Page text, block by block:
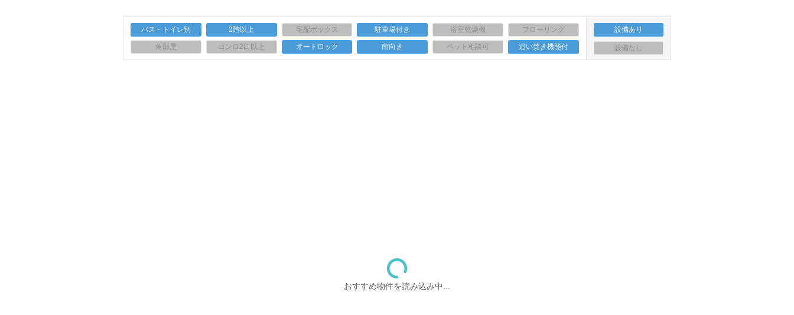
バス・トイレ別 2階以上 宅配ボックス 駐車場付き 浴室乾燥機 フローリング
角部屋 コンロ2口以上 オートロック 南向き ペット相談可 追い焚き機能付
設備あり
設備なし
おすすめ物件を読み込み中...